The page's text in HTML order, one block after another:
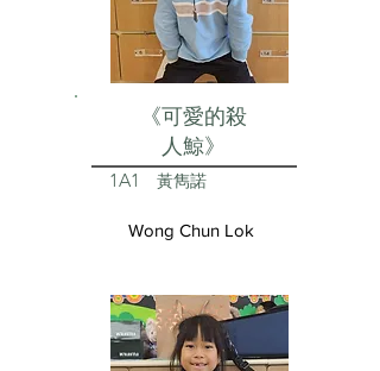
《可愛的殺
人鯨》
1A1 黃雋諾
Wong Chun Lok